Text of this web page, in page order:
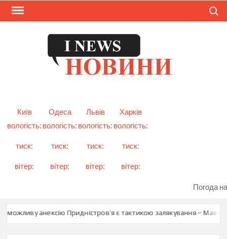
Skip
Київ
Одеса Львів
Харків
вологість:
тиск:
вітер:
вологість:
тиск:
вітер:
вологість:
тиск:
вітер:
вологість:
тиск:
вітер:
Погода
можливу анексію Придністров’я є тактикою залякування – Мая